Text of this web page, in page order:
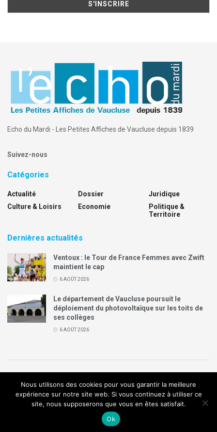
Echo du Mardi - Les Petites Affiches de Vaucluse depuis 1839
Suivez-nous
Catégories
Actualité
Culture & Loisirs
Dossier
Economie
Juridique
Politique &
Territoire
Dernières actualités
Ventoux : le Tour de France Femmes avec Zwift
maintient le cap
6 AOÛT 2026
Le département de Vaucluse poursuit le
déploiement du photovoltaïque sur les toits de
ses collèges
6 AOÛT 2026
Politique de confidentialité Mentions légales
Contact
Annonces Legal Plus
Agence de communication
Nous utilisons des cookies pour vous garantir la meilleure
expérience sur notre site web. Si vous continuez à utiliser ce
site, nous supposerons que vous en êtes satisfait.
Ok